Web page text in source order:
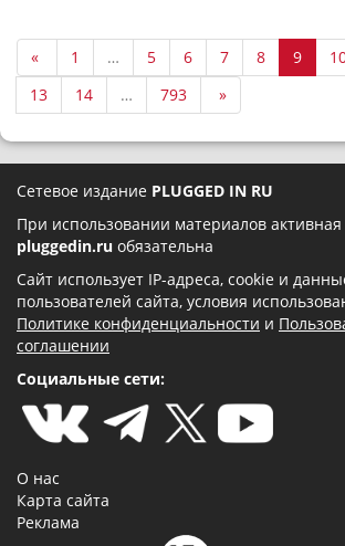
« 1 … 5 6 7 8 9
13
14 … 793 »
Сетевое издание PLUGGED IN RU
При использовании материалов активная
pluggedin.ru обязательна
Сайт использует IP-адреса, cookie и
пользователей сайта, условия
Политике конфиденциальности и
соглашении
Социальные сети:
О нас
Карта сайта
Реклама